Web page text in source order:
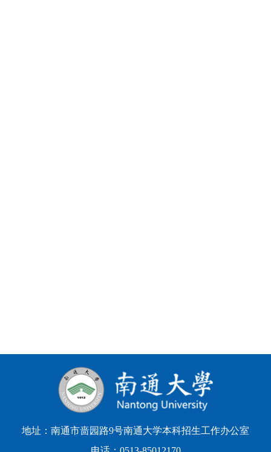
地址：南通市啬园路9号南通大学本科招生工作办公室